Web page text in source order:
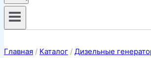
Главная / Каталог / Дизельные